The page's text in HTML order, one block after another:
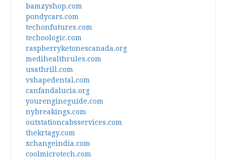
bamzyshop.com
pondycars.com
techonfutures.com
techoologic.com
raspberryketonescanada.org
medihealthrules.com
usathrill.com
vshapedental.com
canfandalucia.org
yourengineguide.com
nybreakings.com
outstationcabsservices.com
thekrtagy.com
xchangeindia.com
coolmicrotech.com